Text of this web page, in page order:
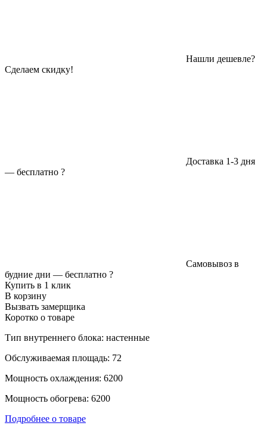
Нашли дешевле?
Сделаем скидку!
Доставка 1-3 дня
— бесплатно ?
Самовывоз в
будние дни — бесплатно ?
Купить в 1 клик
В корзину
Вызвать замерщика
Коротко о товаре
Тип внутреннего блока: настенные
Обслуживаемая площадь: 72
Мощность охлаждения: 6200
Мощность обогрева: 6200
Подробнее о товаре